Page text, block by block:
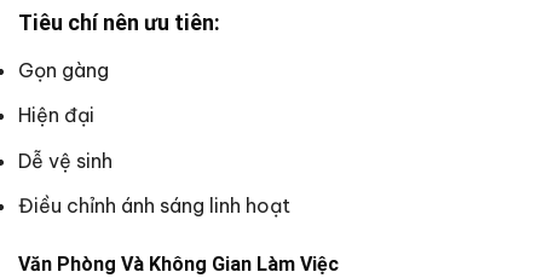
Tiêu chí nên ưu tiên:
Gọn gàng
Hiện đại
Dễ vệ sinh
Điều chỉnh ánh sáng linh hoạt
Văn Phòng Và Không Gian Làm Việc